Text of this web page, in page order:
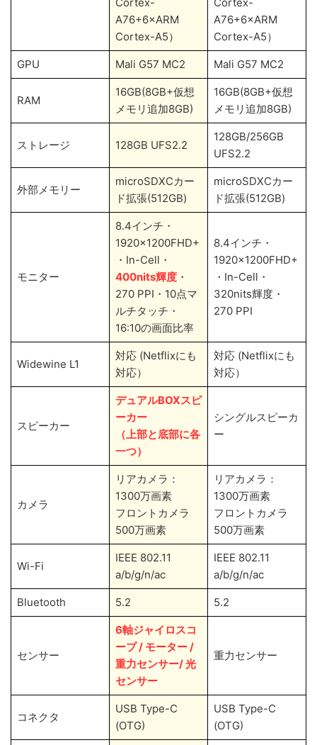
A76+6×ARM
Cortex-A5）
A76+6×ARM
Cortex-A5）
GPU Mali G57 MC2 Mali G57 MC2
RAM
16GB(8GB+仮想
メモリ追加8GB)
16GB(8GB+仮想
メモリ追加8GB)
ストレージ 128GB UFS2.2
128GB/256GB
UFS2.2
外部メモリー
microSDXCカー
ド拡張(512GB)
microSDXCカー
ド拡張(512GB)
モニター
8.4インチ・
1920×1200FHD+
・In-Cell・
400nits輝度・
270 PPI・10点マ
ルチタッチ・
16:10の画面比率
8.4インチ・
1920×1200FHD+
・In-Cell・
320nits輝度・
270 PPI
Widewine L1
対応 (Netflixにも
対応）
対応 (Netflixにも
対応）
スピーカー
デュアルBOXスピ
ーカー
（上部と底部に各
一つ）
シングルスピーカ
ー
カメラ
リアカメラ：
1300万画素
フロントカメラ
500万画素
リアカメラ：
1300万画素
フロントカメラ
500万画素
Wi-Fi
IEEE 802.11
a/b/g/n/ac
IEEE 802.11
a/b/g/n/ac
Bluetooth 5.2 5.2
センサー
6軸ジャイロスコ
ープ / モーター /
重力センサー/ 光
センサー
重力センサー
コネクタ
USB Type-C
(OTG)
USB Type-C
(OTG)